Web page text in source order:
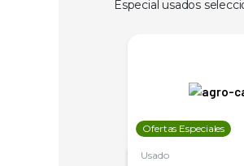
Especial usados
Ofertas Especiales
Usado